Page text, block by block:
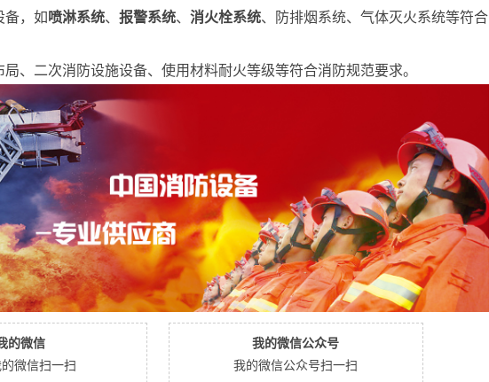
备，如喷淋系统、 报警系统、 消火栓系统、防排烟系统、气体灭火系统等符合
、二次消防设施设备、使用材料耐火等级等符合消防规范要求。
的微信
微信扫一扫
我的微信公众号
我的微信公众号扫一扫